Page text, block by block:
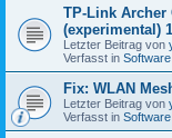
TP-Link Archer
(experimental)
Letzter Beitrag von
Verfasst in Software
Fix: WLAN
Letzter Beitrag von
Verfasst in Software